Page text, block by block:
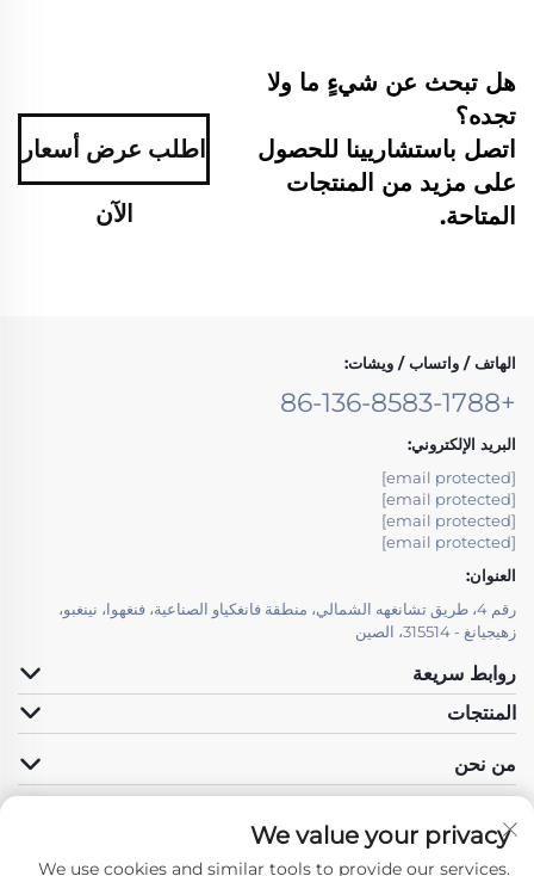
هل تبحث عن شيءٍ ما ولا
تجده؟
اتصل باستشاريينا للحصول
على مزيد من المنتجات
المتاحة.
اطلب عرض أسعار
الآن
الهاتف / واتساب / ويشات:
+86-136-8583-1788
البريد الإلكتروني:
[email protected]
[email protected]
[email protected]
[email protected]
العنوان:
رقم 4، طريق تشانغهه الشمالي، منطقة فانغكياو الصناعية، فنغهوا، نينغبو،
زهيجيانغ - 315514، الصين
روابط سريعة
المنتجات
من نحن
We value your privacy
We use cookies and similar tools to provide our services.